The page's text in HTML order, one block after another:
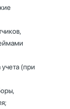
(при